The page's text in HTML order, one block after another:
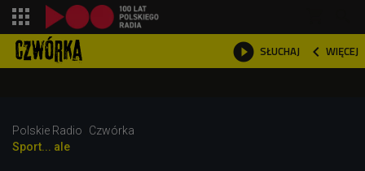
 SŁUCHAJ  WIĘCEJ

Polskie Radio
Czwórka
Sport... ale